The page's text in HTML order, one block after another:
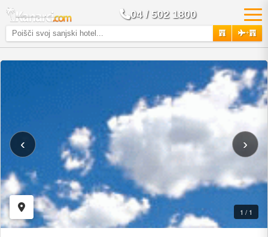
04 / 502 1800
+
‹ ›
1 / 1